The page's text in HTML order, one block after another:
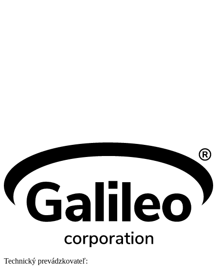
Technický prevádzkovateľ: